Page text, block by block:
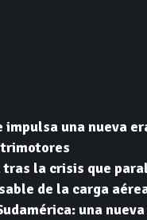
impulsa una nueva
trimotores
la crisis que
de la carga
una